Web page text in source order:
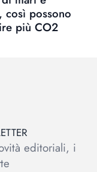
così possono
più CO2
editoriali, i